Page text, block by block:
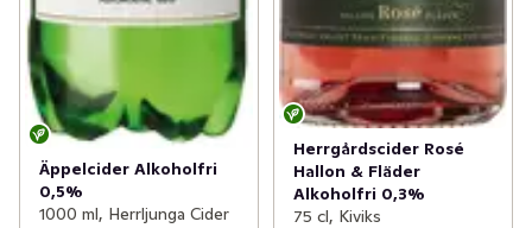
Äppelcider Alkoholfri
0,5%
1000 ml, Herrljunga Cider
Herrgårdscider Rosé
Hallon & Fläder
Alkoholfri 0,3%
75 cl, Kiviks